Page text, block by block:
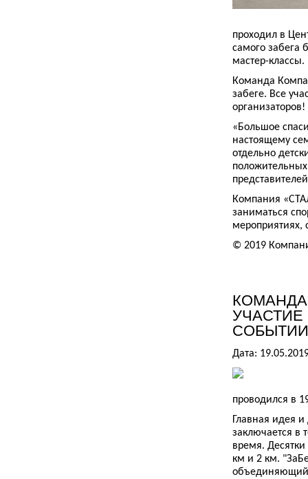
проходил в
самого забега
мастер-классы.
Команда
забеге. Все
организаторов!
«Большое
настоящему
отдельно
Компания
заниматься
мероприятиях,
© 2019
СОБЫТИИ
Дата:
проводился в
Главная идея
заключается в
время.
км и 2 км.
объединяющий